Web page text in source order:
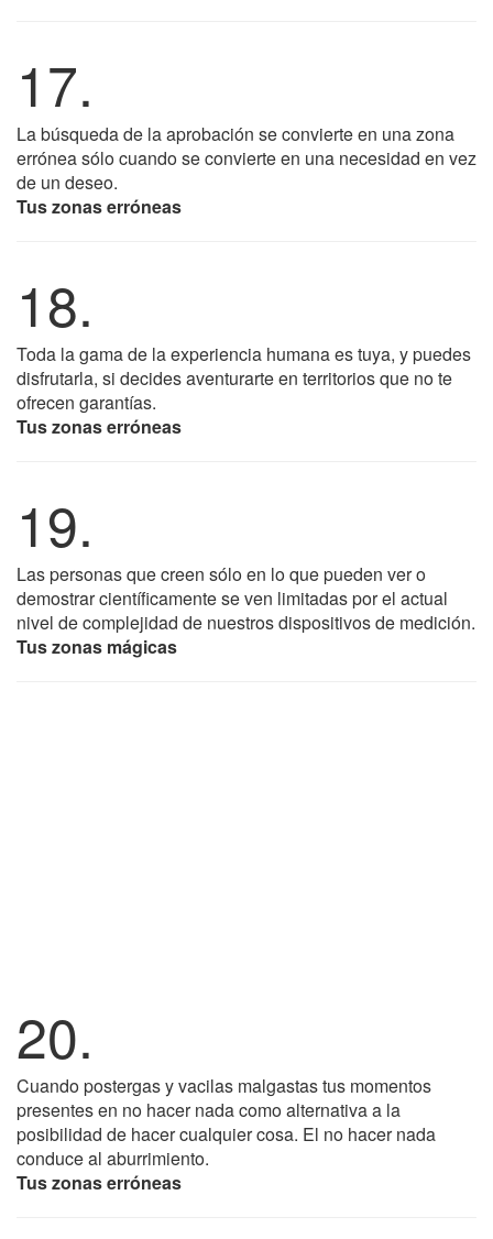
17.
La búsqueda de la aprobación se convierte en una zona
errónea sólo cuando se convierte en una necesidad en vez
de un deseo.
Tus zonas erróneas
18.
Toda la gama de la experiencia humana es tuya, y puedes
disfrutarla, si decides aventurarte en territorios que no te
ofrecen garantías.
Tus zonas erróneas
19.
Las personas que creen sólo en lo que pueden ver o
demostrar científicamente se ven limitadas por el actual
nivel de complejidad de nuestros dispositivos de medición.
Tus zonas mágicas
20.
Cuando postergas y vacilas malgastas tus momentos
presentes en no hacer nada como alternativa a la
posibilidad de hacer cualquier cosa. El no hacer nada
conduce al aburrimiento.
Tus zonas erróneas